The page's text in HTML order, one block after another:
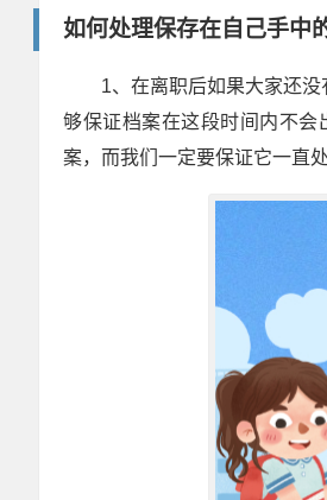
如何处理保存在自己手中
1、在离职后如果大家还
够保证档案在这段时间内不
案，而我们一定要保证它一直